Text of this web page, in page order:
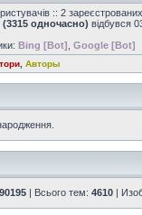
:: 2
(3315 одночасно) відбувся
Bing [Bot] Google [Bot]
Авторы
90195 | Всього тем: 4610 |